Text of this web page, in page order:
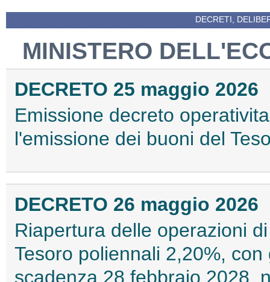
DECRETI,
MINISTERO
DECRETO 25 maggio 2026
Emissione decreto
l'emissione dei buoni del
DECRETO 26 maggio 2026
Riapertura delle operazioni
Tesoro poliennali 2,20%,
scadenza 28 febbraio 2028,